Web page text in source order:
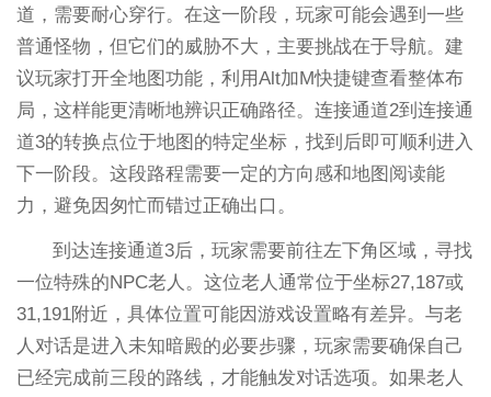
道，需要耐心穿行。在这一阶段，玩家可能会遇到一些
普通怪物，但它们的威胁不大，主要挑战在于导航。建
议玩家打开全地图功能，利用Alt加M快捷键查看整体布
局，这样能更清晰地辨识正确路径。连接通道2到连接通
道3的转换点位于地图的特定坐标，找到后即可顺利进入
下一阶段。这段路程需要一定的方向感和地图阅读能
力，避免因匆忙而错过正确出口。
到达连接通道3后，玩家需要前往左下角区域，寻找
一位特殊的NPC老人。这位老人通常位于坐标27,187或
31,191附近，具体位置可能因游戏设置略有差异。与老
人对话是进入未知暗殿的必要步骤，玩家需要确保自己
已经完成前三段的路线，才能触发对话选项。如果老人